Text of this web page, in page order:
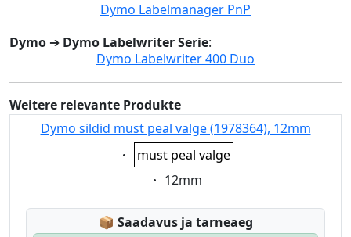
Dymo Labelmanager PnP
Dymo ➔ Dymo Labelwriter Serie:
Dymo Labelwriter 400 Duo
Weitere relevante Produkte
Dymo sildid must peal valge (1978364), 12mm
Eigenschaft:
must peal valge
Eigenschaft:
12mm
📦 Lagerstatus:
Saadavus ja tarneaeg